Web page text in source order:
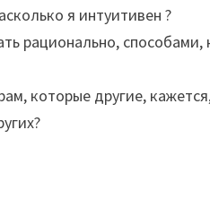
я интуитивен ?
рационально,
которые другие,